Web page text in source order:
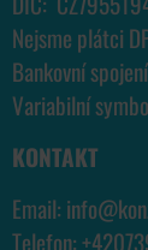
Nejsme plátci
Bankovní
Variabilní
KONTAKT
Email:
Telefon: